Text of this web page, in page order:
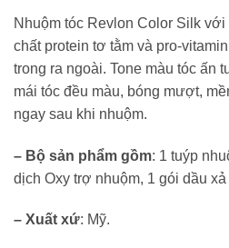
Nhuộm tóc Revlon Color Silk
chất protein tơ tằm và pro-
trong ra ngoài. Tone màu tóc ấn
mái tóc đều màu, bóng mượt,
ngay sau khi nhuộm.
– Bộ sản phẩm gồm: 1 tuýp
dịch Oxy trợ nhuộm, 1 gói dầu xả
– Xuất xứ: Mỹ.